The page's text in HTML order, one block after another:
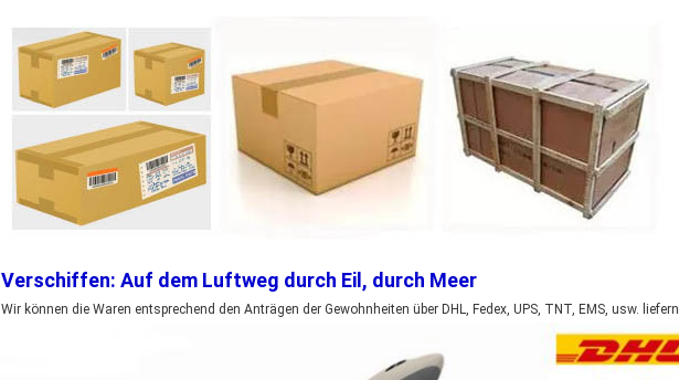
Verschiffen: Auf dem Luftweg durch Eil, durch Meer
Wir können die Waren entsprechend den Anträgen der Gewohnheiten über DHL, Fedex, UPS, TNT, EMS, usw. liefern